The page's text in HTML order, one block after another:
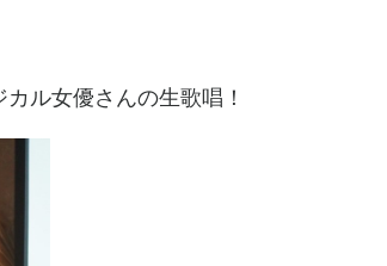
ル女優さんの生歌唱！